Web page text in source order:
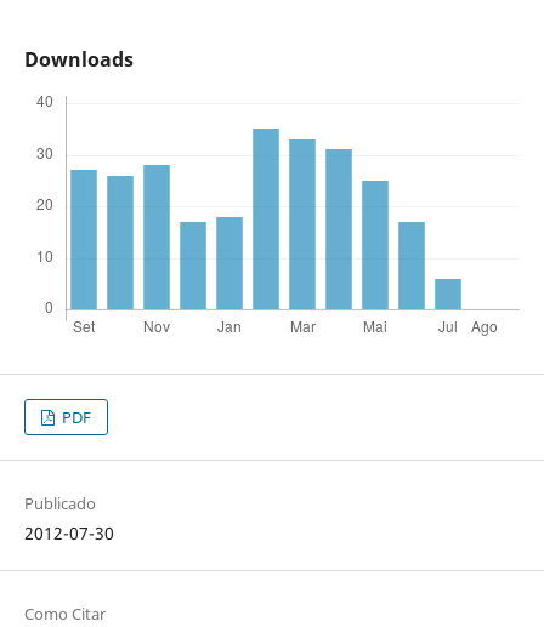
Downloads
PDF
Publicado
2012-07-30
Como Citar